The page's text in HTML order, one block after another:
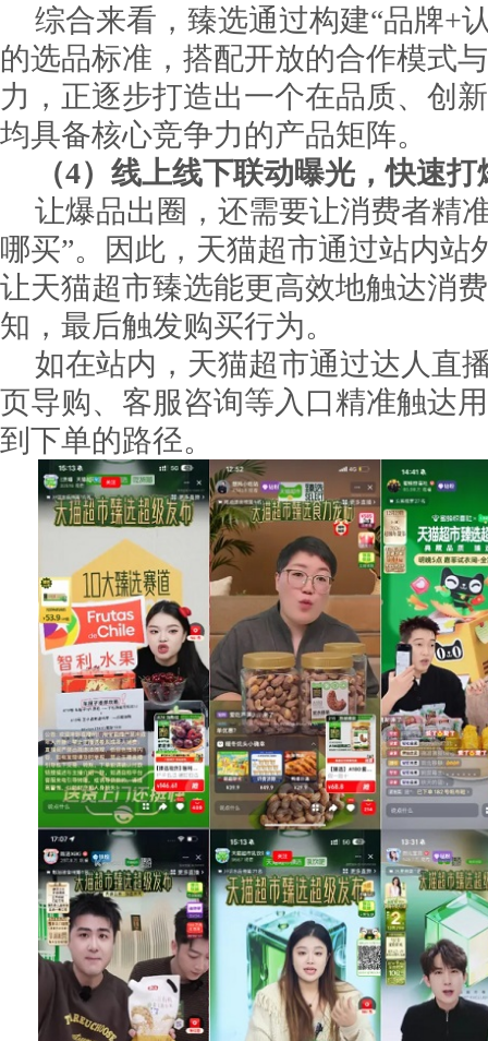
综合来看，臻选通过构建“品牌+
的选品标准，搭配开放的合作模式
力，正逐步打造出一个在品质、创
均具备核心竞争力的产品矩阵。
（4）线上线下联动曝光，快速
让爆品出圈，还需要让消费者精
哪买”。因此，天猫超市通过站内站
让天猫超市臻选能更高效地触达消
知，最后触发购买行为。
如在站内，天猫超市通过达人直
页导购、客服咨询等入口精准触达
到下单的路径。